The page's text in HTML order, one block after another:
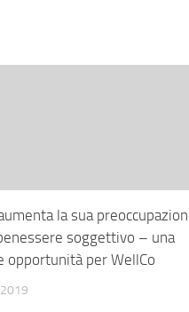
la sua
soggettivo – una
opportunità per WellCo
2019